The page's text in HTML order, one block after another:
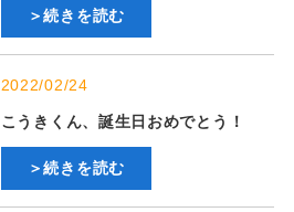
＞続きを読む
2022/02/24
こうきくん、誕生日おめでとう！
＞続きを読む